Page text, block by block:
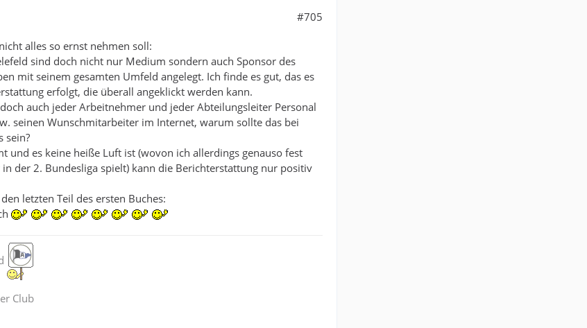
#705
alles so ernst nehmen soll:
sind doch nicht nur Medium sondern auch Sponsor des
mit seinem gesamten Umfeld angelegt. Ich finde es gut, das es
erfolgt, die überall angeklickt werden kann.
auch jeder Arbeitnehmer und jeder Abteilungsleiter Personal
seinen Wunschmitarbeiter im Internet, warum sollte das bei
sein?
und es keine heiße Luft ist (wovon ich allerdings genauso fest
der 2. Bundesliga spielt) kann die Berichterstattung nur positiv
letzten Teil des ersten Buches:
Club